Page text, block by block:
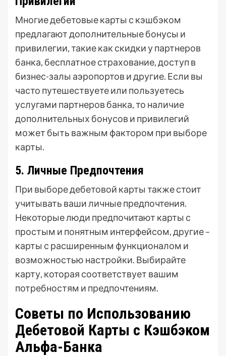
Многие дебетовые карты с кэшбэком
предлагают дополнительные бонусы и
привилегии, такие как скидки у партнеров
банка, бесплатное страхование, доступ в
бизнес-залы аэропортов и другие. Если вы
часто путешествуете или пользуетесь
услугами партнеров банка, то наличие
дополнительных бонусов и привилегий
может быть важным фактором при выборе
карты.
5. Личные Предпочтения
При выборе дебетовой карты также стоит
учитывать ваши личные предпочтения.
Некоторые люди предпочитают карты с
простым и понятным интерфейсом, другие –
карты с расширенным функционалом и
возможностью настройки. Выбирайте
карту, которая соответствует вашим
потребностям и предпочтениям.
Советы по Использованию
Дебетовой Карты с Кэшбэком
Альфа-Банка